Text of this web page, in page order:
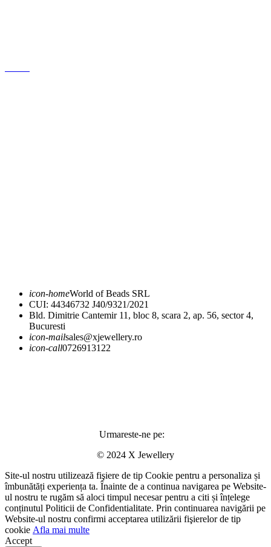
icon-homeWorld of Beads SRL
CUI: 44346732 J40/9321/2021
Bld. Dimitrie Cantemir 11, bloc 8, scara 2, ap. 56, sector 4,
Bucuresti
icon-mailsales@xjewellery.ro
icon-call0726913122
Urmareste-ne pe:
© 2024 X Jewellery
Site-ul nostru utilizează fişiere de tip Cookie pentru a personaliza și
îmbunătăți experiența ta. Înainte de a continua navigarea pe Website-
ul nostru te rugăm să aloci timpul necesar pentru a citi și înțelege
conținutul Politicii de Confidentialitate. Prin continuarea navigării pe
Website-ul nostru confirmi acceptarea utilizării fişierelor de tip
cookie Afla mai multe
Accept